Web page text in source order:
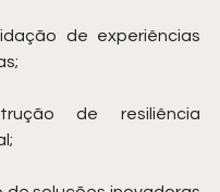
de experiências
de resiliência